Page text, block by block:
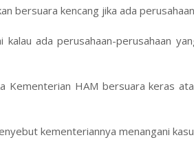
bersuara kencang jika ada
kalau ada perusahaan-perusahaan
Kementerian HAM bersuara keras
kementeriannya menangani